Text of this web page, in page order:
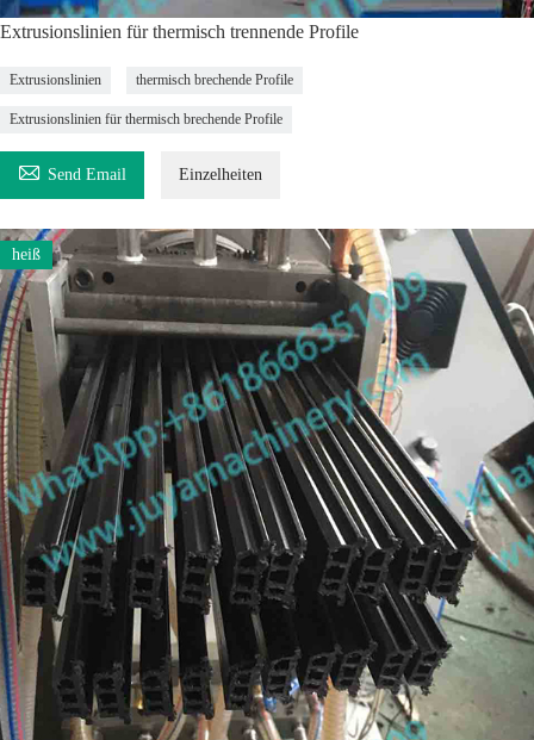
Extrusionslinien für thermisch trennende Profile
Extrusionslinien thermisch brechende Profile
Extrusionslinien für thermisch brechende Profile
 Send Email Einzelheiten
heiß